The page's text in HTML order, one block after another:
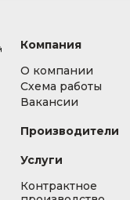
Компания
О компании
Схема работы
Вакансии
Производители
Услуги
Контрактное